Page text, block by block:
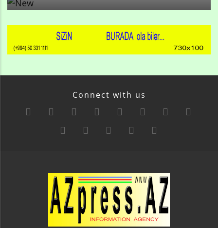
Connect with us